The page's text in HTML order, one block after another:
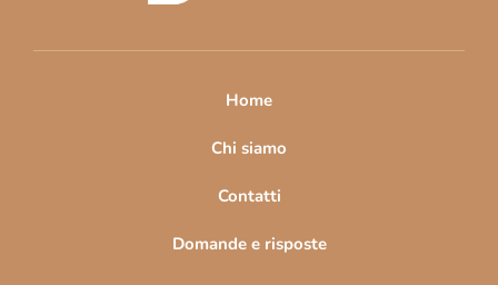
Home
Chi siamo
Contatti
Domande e risposte